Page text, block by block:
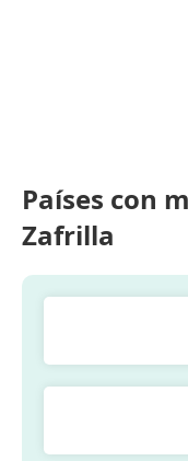
Países con
Zafrilla